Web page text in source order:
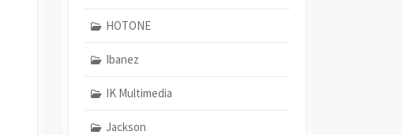
HOTONE
Ibanez
IK Multimedia
Jackson